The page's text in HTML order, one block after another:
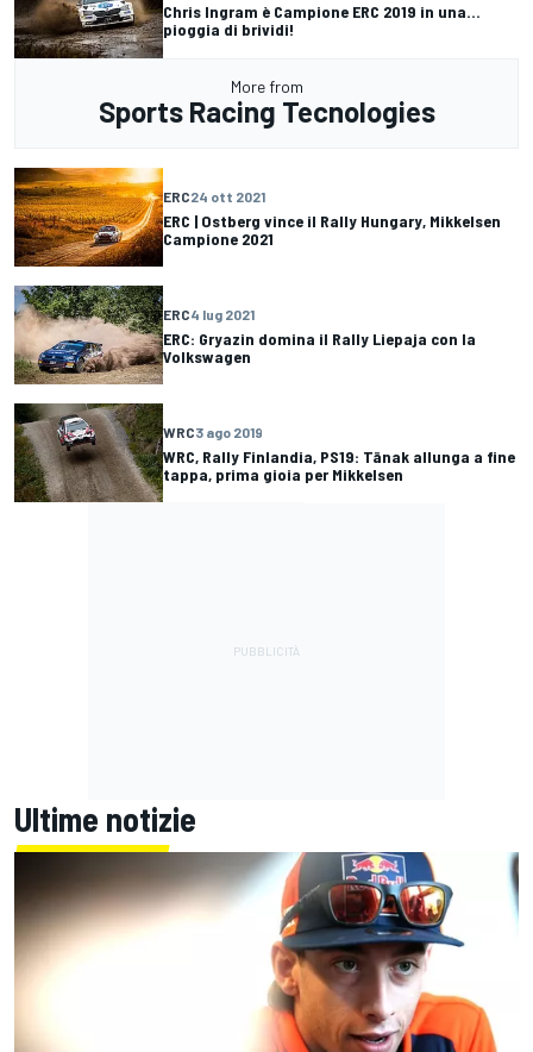
Chris Ingram è Campione ERC 2019 in una...
pioggia di brividi!
More from
Sports Racing Tecnologies
ERC24 ott 2021
ERC | Ostberg vince il Rally Hungary, Mikkelsen
Campione 2021
ERC4 lug 2021
ERC: Gryazin domina il Rally Liepaja con la
Volkswagen
WRC3 ago 2019
WRC, Rally Finlandia, PS19: Tänak allunga a fine
tappa, prima gioia per Mikkelsen
Ultime notizie